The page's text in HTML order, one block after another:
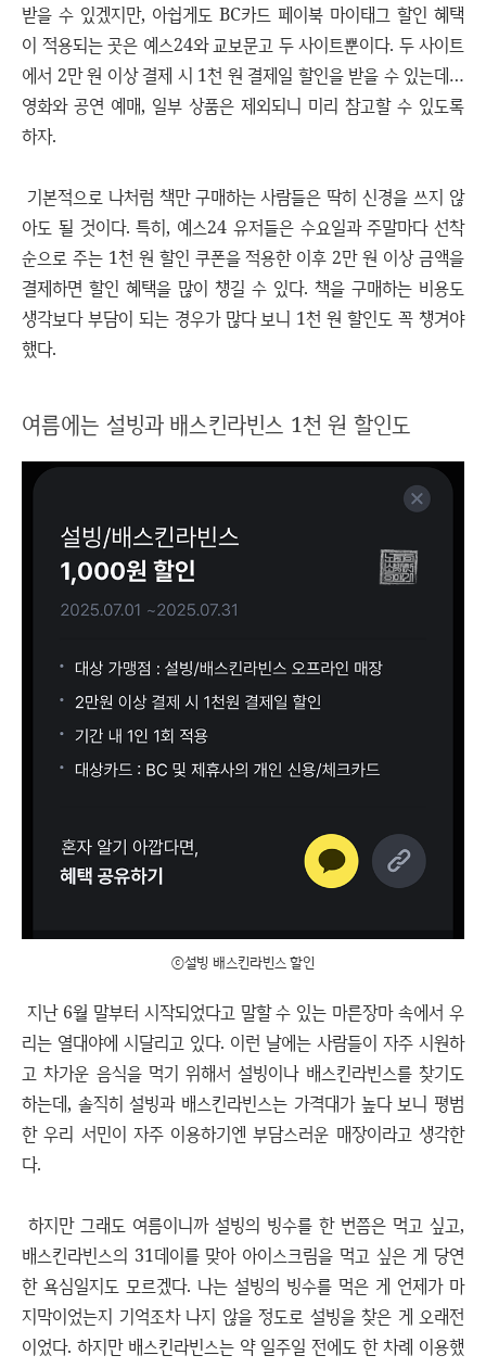
받을 수 있겠지만, 아쉽게도 BC카드 페이북 마이태그 할인 혜택
이 적용되는 곳은 예스24와 교보문고 두 사이트뿐이다. 두 사이트
에서 2만 원 이상 결제 시 1천 원 결제일 할인을 받을 수 있는데…
영화와 공연 예매, 일부 상품은 제외되니 미리 참고할 수 있도록
하자.
기본적으로 나처럼 책만 구매하는 사람들은 딱히 신경을 쓰지 않
아도 될 것이다. 특히, 예스24 유저들은 수요일과 주말마다 선착
순으로 주는 1천 원 할인 쿠폰을 적용한 이후 2만 원 이상 금액을
결제하면 할인 혜택을 많이 챙길 수 있다. 책을 구매하는 비용도
생각보다 부담이 되는 경우가 많다 보니 1천 원 할인도 꼭 챙겨야
했다.
여름에는 설빙과 배스킨라빈스 1천 원 할인도
ⓒ설빙 배스킨라빈스 할인
지난 6월 말부터 시작되었다고 말할 수 있는 마른장마 속에서 우
리는 열대야에 시달리고 있다. 이런 날에는 사람들이 자주 시원하
고 차가운 음식을 먹기 위해서 설빙이나 배스킨라빈스를 찾기도
하는데, 솔직히 설빙과 배스킨라빈스는 가격대가 높다 보니 평범
한 우리 서민이 자주 이용하기엔 부담스러운 매장이라고 생각한
다.
하지만 그래도 여름이니까 설빙의 빙수를 한 번쯤은 먹고 싶고,
배스킨라빈스의 31데이를 맞아 아이스크림을 먹고 싶은 게 당연
한 욕심일지도 모르겠다. 나는 설빙의 빙수를 먹은 게 언제가 마
지막이었는지 기억조차 나지 않을 정도로 설빙을 찾은 게 오래전
이었다. 하지만 배스킨라빈스는 약 일주일 전에도 한 차례 이용했